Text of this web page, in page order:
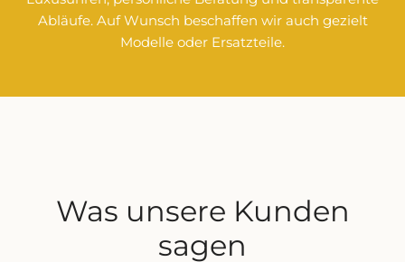
Abläufe. Auf Wunsch beschaffen wir auch gezielt
Modelle oder Ersatzteile.
Was unsere Kunden
sagen